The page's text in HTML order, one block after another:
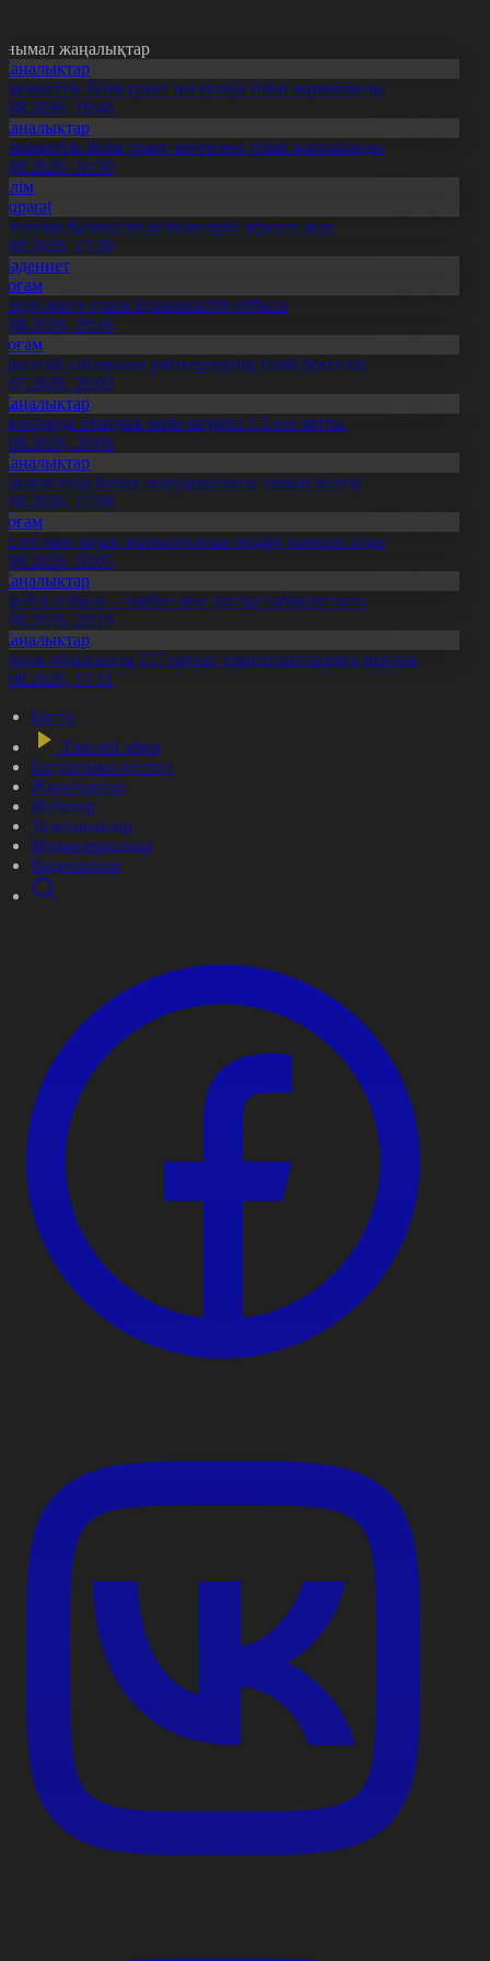
жаңалықтар
білім грант иегерлері тізімі жарияланды
19:46
білім грант иегерлері тізімі жарияланды
16:50
Қазақстан өсімдіктерін зерттеп жүр
17:30
өнеге еткен Ерниязовтар отбасы
20:16
сайлауына үміткерлердің тізімі бекітілді
20:03
отандық өнім өндірісі 1,5 есе артты
20:06
балық шаруашылығы дамып келеді
17:09
еті мен тауық жұмыртқасын өндіру қарқын алды
10:05
отбасы – тәрбие мен дәстүр сабақтастығы
20:19
облысында 157 науқас трансплантацияға мұқтаж
17:11
Басты
Тікелей эфир
Бағдарлама кестесі
Жаңалықтар
Жобалар
Телехикаялар
Мультсериалдар
Видеоархив